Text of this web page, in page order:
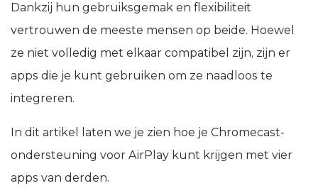
Dankzij hun gebruiksgemak en flexibiliteit
vertrouwen de meeste mensen op beide. Hoewel
ze niet volledig met elkaar compatibel zijn, zijn er
apps die je kunt gebruiken om ze naadloos te
integreren.
In dit artikel laten we je zien hoe je Chromecast-
ondersteuning voor AirPlay kunt krijgen met vier
apps van derden.